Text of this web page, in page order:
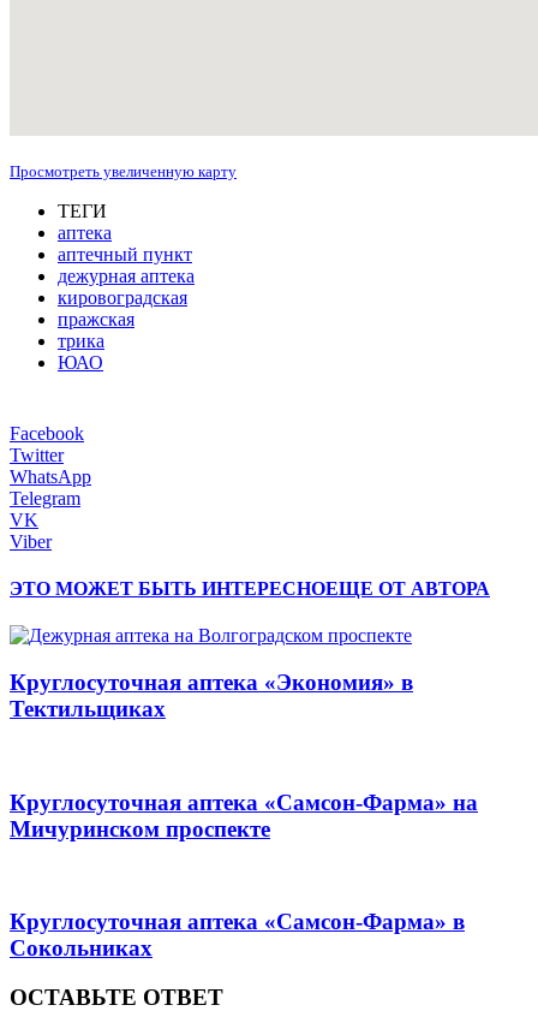
Просмотреть увеличенную карту
ТЕГИ
аптека
аптечный пункт
дежурная аптека
кировоградская
пражская
трика
ЮАО
Facebook
Twitter
WhatsApp
Telegram
VK
Viber
ЭТО МОЖЕТ БЫТЬ ИНТЕРЕСНОЕЩЕ ОТ АВТОРА
Круглосуточная аптека «Экономия» в
Тектильщиках
Круглосуточная аптека «Самсон-Фарма» на
Мичуринском проспекте
Круглосуточная аптека «Самсон-Фарма» в
Сокольниках
ОСТАВЬТЕ ОТВЕТ